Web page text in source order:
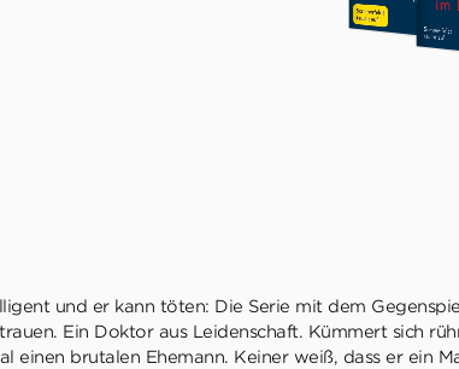
und er kann töten: Die Serie mit dem
Ein Doktor aus Leidenschaft. Kümmert sich
einen brutalen Ehemann. Keiner weiß, dass er ein